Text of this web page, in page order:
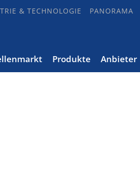
& TECHNOLOGIE PANORAMA
Produkte Anbieter